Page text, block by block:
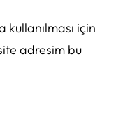
için
adresim bu